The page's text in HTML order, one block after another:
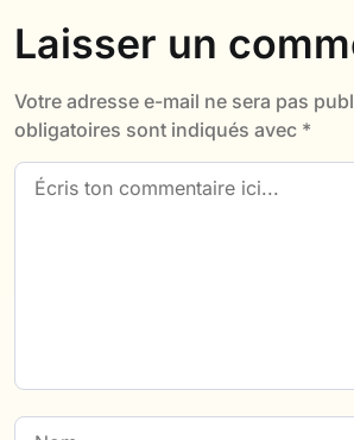
Laisser un
Votre adresse e-mail ne sera pas
obligatoires sont indiqués avec *